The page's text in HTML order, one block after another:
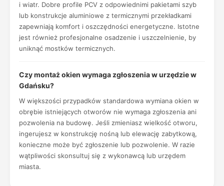
i wiatr. Dobre profile PCV z odpowiednimi pakietami szyb
lub konstrukcje aluminiowe z termicznymi przekładkami
zapewniają komfort i oszczędności energetyczne. Istotne
jest również profesjonalne osadzenie i uszczelnienie, by
uniknąć mostków termicznych.
Czy montaż okien wymaga zgłoszenia w urzędzie w
Gdańsku?
W większości przypadków standardowa wymiana okien w
obrębie istniejących otworów nie wymaga zgłoszenia ani
pozwolenia na budowę. Jeśli zmieniasz wielkość otworu,
ingerujesz w konstrukcję nośną lub elewację zabytkową,
konieczne może być zgłoszenie lub pozwolenie. W razie
wątpliwości skonsultuj się z wykonawcą lub urzędem
miasta.